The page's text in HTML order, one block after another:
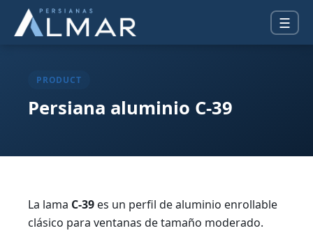
☰
PRODUCT
Persiana aluminio C-39
La lama C-39 es un perfil de aluminio enrollable
clásico para ventanas de tamaño moderado.